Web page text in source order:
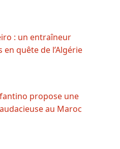
: un entraîneur
quête de l’Algérie
propose une
au Maroc